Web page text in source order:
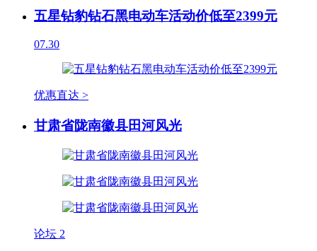
五星钻豹钻石黑电动车活动价低至2399元
07.30
优惠直达 >
甘肃省陇南徽县田河风光
论坛 2